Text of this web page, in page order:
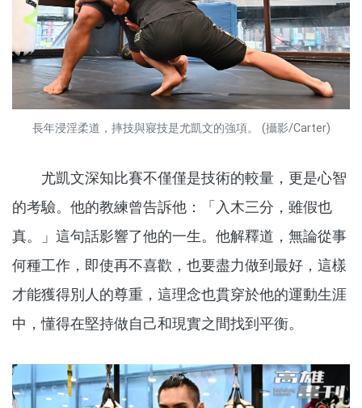
長年浸淫柔道，摔技與寢技是尤凱文的強項。 (攝影/Carter)
尤凱文深知比賽不僅僅是技術的較量，更是心智
的考驗。他的教練曾告訴他：「入木三分，雖假也
真。」這句話影響了他的一生。他解釋道，無論從事
何種工作，即使再不喜歡，也要盡力做到最好，這樣
才能獲得別人的尊重，這理念也貫穿於他的運動生涯
中，懂得在堅持做自己和現實之間找到平衡。